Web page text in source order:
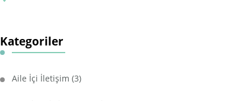
Kategoriler
Aile İçi İletişim (3)